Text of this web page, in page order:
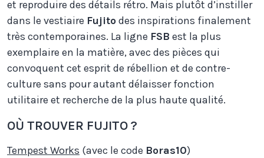
et reproduire des détails rétro. Mais plutôt d’instiller
dans le vestiaire Fujitodes inspirations finalement
très contemporaines. La ligne FSB est la plus
exemplaire en la matière, avec des pièces qui
convoquent cet esprit de rébellion et de contre-
culture sans pour autant délaisser fonction
utilitaire et recherche de la plus haute qualité.
OÙ TROUVER FUJITO ?
Tempest Works (avec le code Boras10)